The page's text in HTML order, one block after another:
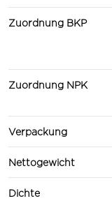
Zuordnung BKP
Zuordnung NPK
Verpackung
Nettogewicht
Dichte